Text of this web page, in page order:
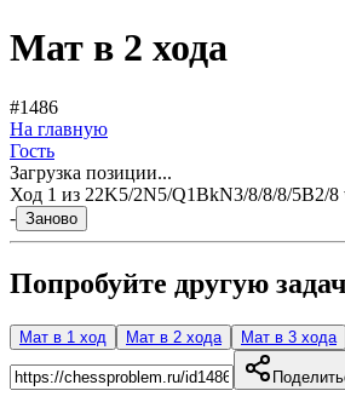
Мат в 2 хода
#1486
На главную
Гость
Загрузка позиции...
Ход 1 из 22K5/2N5/Q1BkN3/8/8/8/5B2/8
- Заново
Попробуйте другую
Мат в 1 ход Мат в 2 хода Мат в 3 хода